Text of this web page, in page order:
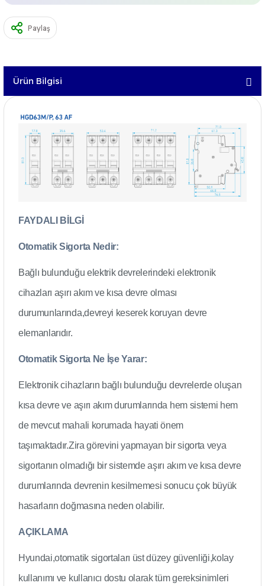
Paylaş
Ürün Bilgisi
FAYDALI BİLGİ
Otomatik Sigorta Nedir:
Bağlı bulunduğu elektrik devrelerindeki elektronik
cihazları aşırı akım ve kısa devre olması
durumunlarında,devreyi keserek koruyan devre
elemanlarıdır.
Otomatik Sigorta Ne İşe Yarar:
Elektronik cihazların bağlı bulunduğu devrelerde oluşan
kısa devre ve aşırı akım durumlarında hem sistemi hem
de mevcut mahali korumada hayati önem
taşımaktadır.Zira görevini yapmayan bir sigorta veya
sigortanın olmadığı bir sistemde aşırı akım ve kısa devre
durumlarında devrenin kesilmemesi sonucu çok büyük
hasarların doğmasına neden olabilir.
AÇIKLAMA
Hyundai,otomatik sigortaları üst düzey güvenliği,kolay
kullanımı ve kullanıcı dostu olarak tüm gereksinimleri